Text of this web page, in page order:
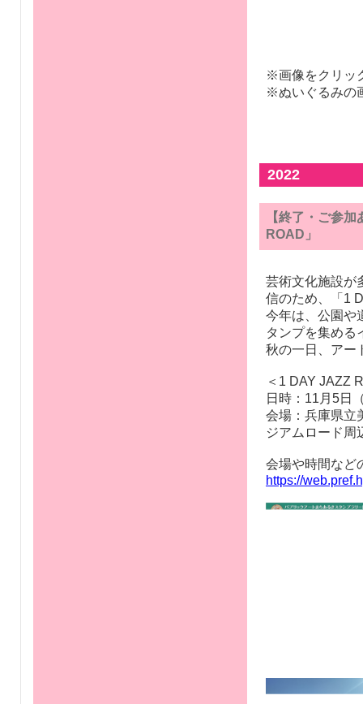
※画像をクリッ
※ぬいぐるみの
2022
【終了・ご参
ROAD」
芸術文化施設が
信のため、「1
今年は、公園や
タンプを集める
秋の一日、ア
＜1 DAY JAZZ
日時：11月5日